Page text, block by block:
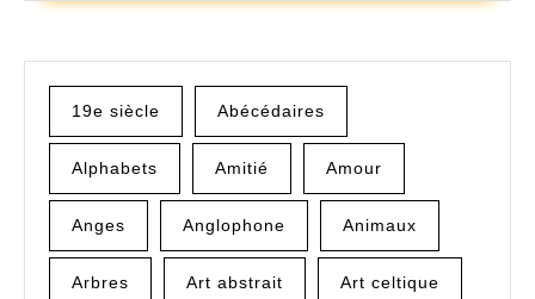
19e siècle Abécédaires
Alphabets Amitié Amour
Anges Anglophone Animaux
Arbres Art abstrait Art celtique